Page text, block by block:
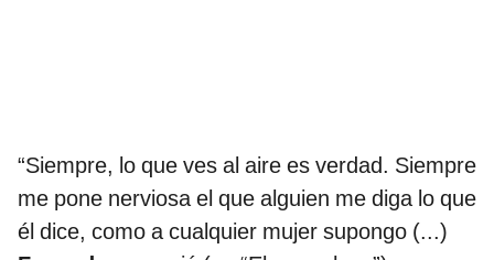
“Siempre, lo que ves al aire es verdad. Siempre
me pone nerviosa el que alguien me diga lo que
él dice, como a cualquier mujer supongo (...)